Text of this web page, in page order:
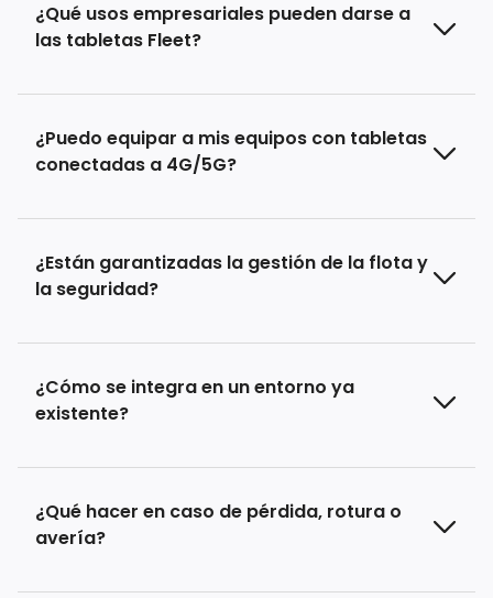
¿Qué usos empresariales pueden darse a
las tabletas Fleet?
¿Puedo equipar a mis equipos con tabletas
conectadas a 4G/5G?
¿Están garantizadas la gestión de la flota y
la seguridad?
¿Cómo se integra en un entorno ya
existente?
¿Qué hacer en caso de pérdida, rotura o
avería?